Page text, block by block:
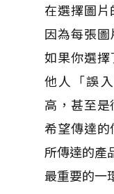
在選擇圖片
因為每張圖
如果你選
他人「誤
高，甚至
希望傳達的
所傳達的產
最重要的一